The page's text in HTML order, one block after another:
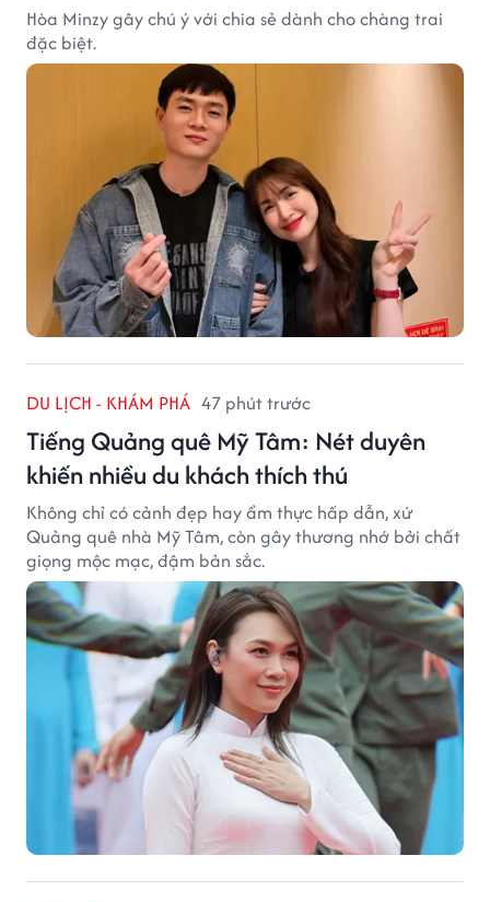
Hòa Minzy gây chú ý với chia sẻ dành cho chàng trai
đặc biệt.
DU LỊCH - KHÁM PHÁ 47 phút trước
Tiếng Quảng quê Mỹ Tâm: Nét duyên
khiến nhiều du khách thích thú
Không chỉ có cảnh đẹp hay ẩm thực hấp dẫn, xứ
Quảng quê nhà Mỹ Tâm, còn gây thương nhớ bởi chất
giọng mộc mạc, đậm bản sắc.